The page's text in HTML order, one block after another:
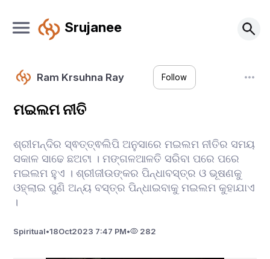
Srujanee
Ram Krsuhna Ray Follow
ମଇଲମ ନୀତି
ଶ୍ରୀମନ୍ଦିର ସ୍ଵତ୍ତ୍ଵଲିପି ଅନୁସାରେ ମଇଲମ ନୀତିର ସମୟ
ସକାଳ ସାଢେ ଛଅଟା । ମଙ୍ଗଳଆଳତି ସରିବା ପରେ ପରେ
ମଇଲମ ହୁଏ । ଶ୍ରୀଜୀଉଙ୍କର ପିନ୍ଧାବସ୍ତ୍ର ଓ ଭୂଷଣକୁ
ଓହ୍ଲାଇ ପୁଣି ଅନ୍ୟ ବସ୍ତ୍ର ପିନ୍ଧାଇବାକୁ ମଇଲମ କୁହାଯାଏ
।
Spiritual•18Oct2023 7:47 PM• 282